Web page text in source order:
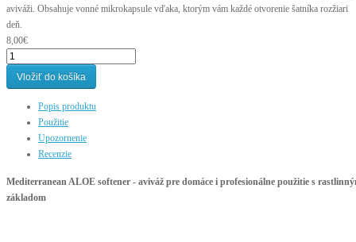
aviváži. Obsahuje vonné mikrokapsule vďaka, ktorým vám každé otvorenie šatníka rozžiari
deň.
8,00€
Vložiť do košíka
Popis produktu
Použitie
Upozornenie
Recenzie
Mediterranean ALOE softener - aviváž pre domáce i profesionálne použitie s
základom